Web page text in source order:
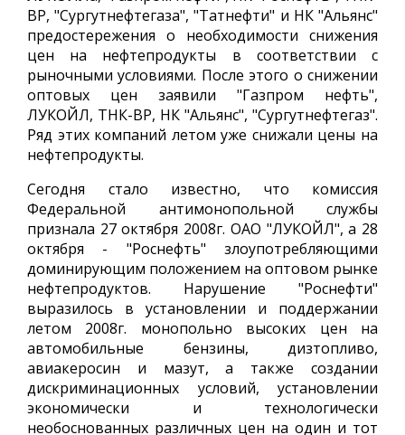
BP, "Сургутнефтегаза", "Татнефти" и НК "Альянс"
предостережения о необходимости снижения
цен на нефтепродукты в соответствии с
рыночными условиями. После этого о снижении
оптовых цен заявили "Газпром нефть",
ЛУКОЙЛ, ТНК-ВР, НК "Альянс", "Сургутнефтегаз".
Ряд этих компаний летом уже снижали цены на
нефтепродукты.
Сегодня стало известно, что комиссия
Федеральной антимонопольной службы
признала 27 октября 2008г. ОАО "ЛУКОЙЛ", а 28
октября - "Роснефть" злоупотребляющими
доминирующим положением на оптовом рынке
нефтепродуктов. Нарушение "Роснефти"
выразилось в установлении и поддержании
летом 2008г. монопольно высоких цен на
автомобильные бензины, дизтопливо,
авиакеросин и мазут, а также создании
дискриминационных условий, установлении
экономически и технологически
необоснованных различных цен на один и тот